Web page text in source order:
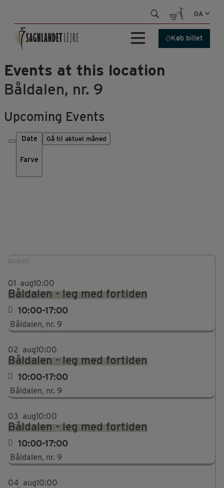
indhold
DA
Køb billet
Events at this location
Båldalen, nr. 9
Upcoming Events
Date
Farve
Gå til aktuel måned
01 aug10:00
Båldalen - leg med fortiden
10:00-17:00
Båldalen, nr. 9
02 aug10:00
Båldalen - leg med fortiden
10:00-17:00
Båldalen, nr. 9
03 aug10:00
Båldalen - leg med fortiden
10:00-17:00
Båldalen, nr. 9
04 aug10:00